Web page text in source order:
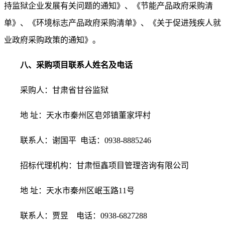
持监狱企业发展有关问题的通知》、《节能产品政府采购清
单》、《环境标志产品政府采购清单》、《关于促进残疾人就
业政府采购政策的通知》。
八、采购项目联系人姓名及电话
采购人： 甘肃省甘谷监狱
地 址：天水市秦州区皂郊镇董家坪村
联系人： 谢国平 电话： 0938-8885246
招标代理机构：甘肃恒鑫项目管理咨询有限公司
地 址：天水市秦州区岷玉路11号
联系人：贾昱 电话： 0938-6827288